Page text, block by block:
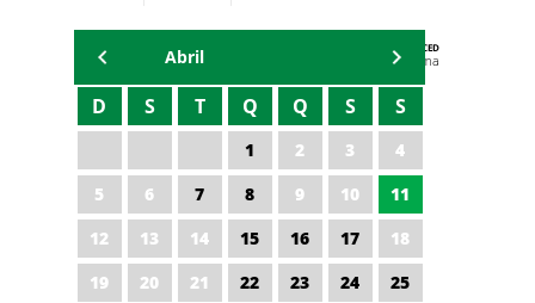
AGENDA DA CODED/CED
Vagna Lima
Abril
D S T Q Q S S
1 2 3
4
5
6 7 8 9 10
11
12
13 14 15 16 17
18
19
20 21 22 23 24
25